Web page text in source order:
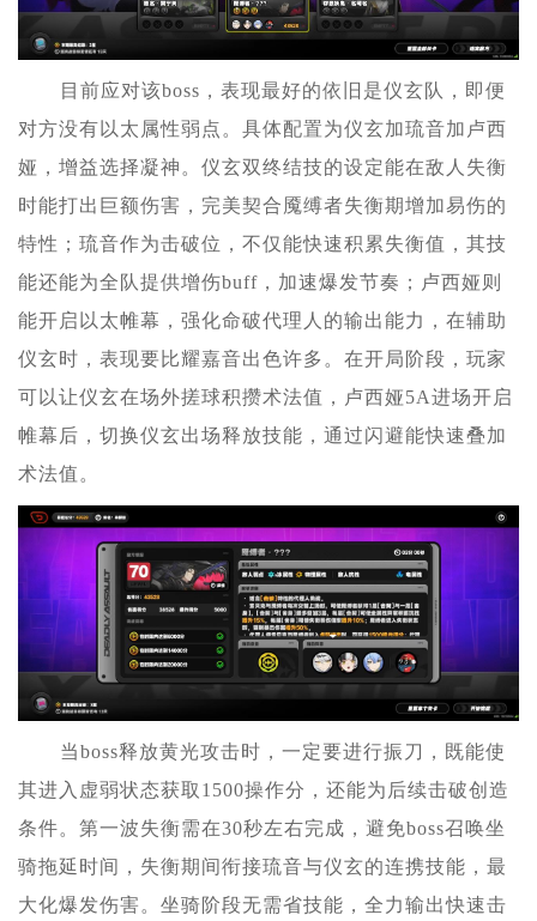
目前应对该boss，表现最好的依旧是仪玄队，即便
对方没有以太属性弱点。具体配置为仪玄加琉音加卢西
娅，增益选择凝神。仪玄双终结技的设定能在敌人失衡
时能打出巨额伤害，完美契合魇缚者失衡期增加易伤的
特性；琉音作为击破位，不仅能快速积累失衡值，其技
能还能为全队提供增伤buff，加速爆发节奏；卢西娅则
能开启以太帷幕，强化命破代理人的输出能力，在辅助
仪玄时，表现要比耀嘉音出色许多。在开局阶段，玩家
可以让仪玄在场外搓球积攒术法值，卢西娅5A进场开启
帷幕后，切换仪玄出场释放技能，通过闪避能快速叠加
术法值。
当boss释放黄光攻击时，一定要进行振刀，既能使
其进入虚弱状态获取1500操作分，还能为后续击破创造
条件。第一波失衡需在30秒左右完成，避免boss召唤坐
骑拖延时间，失衡期间衔接琉音与仪玄的连携技能，最
大化爆发伤害。坐骑阶段无需省技能，全力输出快速击